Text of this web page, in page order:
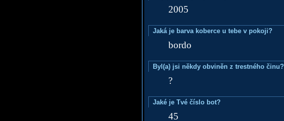
2005
Jaká je barva koberce u tebe v pokoji?
bordo
Byl(a) jsi někdy obviněn z trestného činu?
?
Jaké je Tvé číslo bot?
45